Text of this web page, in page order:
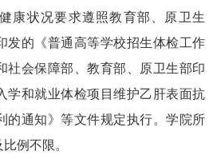
康状况要求遵照教育部、原卫生
发的《普通高等学校招生体检工作
社会保障部、教育部、原卫生部印
学和就业体检项目维护乙肝表面抗
的通知》等文件规定执行。学院所
例不限。